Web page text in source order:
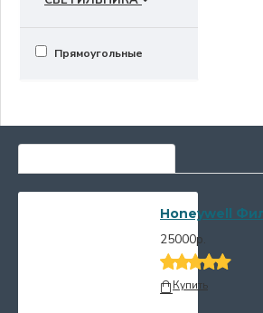
Прямоугольныe
Honeywell
25000р.
Купить